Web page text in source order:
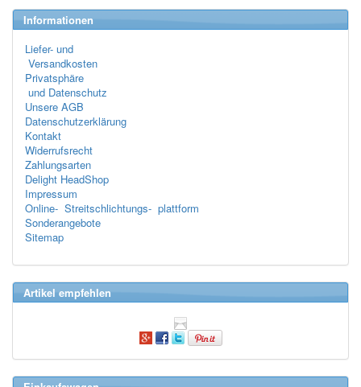
Informationen
Liefer- und
Versandkosten
Privatsphäre
und Datenschutz
Unsere AGB
Datenschutzerklärung
Kontakt
Widerrufsrecht
Zahlungsarten
Delight HeadShop
Impressum
Online- Streitschlichtungs- plattform
Sonderangebote
Sitemap
Artikel empfehlen